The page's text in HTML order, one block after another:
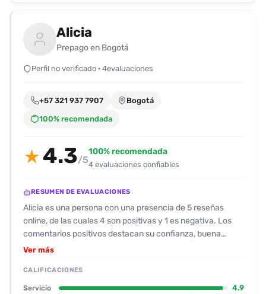
registrarte
guardar
favoritas
para
fácilmente.
Alicia
Prepago en Bogotá
Perfil no verificado · 4evaluaciones
+57 321 937 7907 Bogotá
100% recomendada
★ 4.3/5
100% recomendada
4 evaluaciones confiables
RESUMEN DE EVALUACIONES
Alicia es una persona con una presencia de 5 reseñas
online, de las cuales 4 son positivas y 1 es negativa. Los
comentarios positivos destacan su confianza, buena
comunicación y actitud proactiva, mientras que la reseña
incómodo para el cliente, así como una posible infección
de transmisión sexual (ITS) que se reportó al momento de
Ver más
CALIFICACIONES
Servicio 4.9